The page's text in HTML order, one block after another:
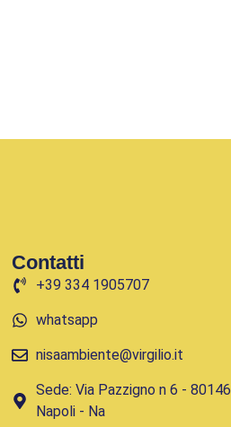
Contatti
+39 334 1905707
whatsapp
nisaambiente@virgilio.it
Sede: Via Pazzigno n 6 - 80146
Napoli - Na